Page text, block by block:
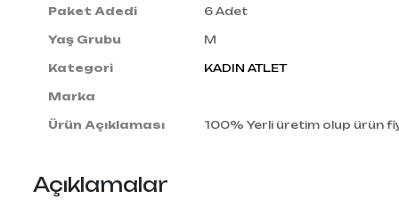
Paket Adedi 6 Adet
Yaş Grubu M
Kategori KADIN ATLET
Marka
Ürün Açıklaması 100% Yerli üretim olup ürün
Açıklamalar